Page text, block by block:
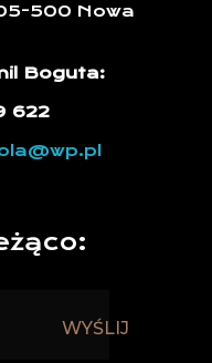
500 Nowa
Boguta:
622